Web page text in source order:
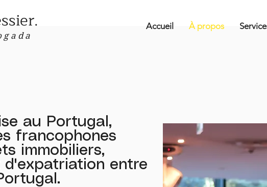
Accueil À propos
au Portugal,
francophones
immobiliers,
entre